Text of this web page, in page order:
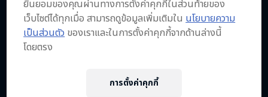
Kolisi shares the mentality that's helped him achieve and
establish his status as a sporting icon. The 2019 Rugby World
Cup winner explains his ‘why’ in life, and how he’s continuously
used it to push himself not just on the field, but also to create
focuses on how to find your own ‘why’ in life and utilise it as a
ยินยอมของคุณผ่านทางการตั้งค่าคุกกี้ในส่วนท้ายของ
เว็บไซต์ได้ทุกเมื่อ สามารถดูข้อมูลเพิ่มเติมในนโยบายความ
เป็นส่วนตัวของเราและในการตั้งค่าคุกกี้จากด้านล่างนี้
โดยตรง
การตั้งค่าคุกกี้